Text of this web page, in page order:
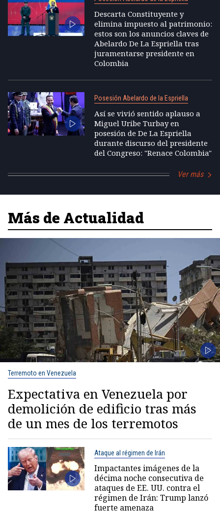
Descarta Constituyente y
elimina impuesto al patrimonio:
estos son los anuncios claves de
Abelardo De La Espriella tras
juramentarse presidente en
Colombia
Posesión Abelardo de la Espriella
Así se vivió sentido aplauso a
Miguel Uribe Turbay en
posesión de De La Espriella
durante discurso del presidente
del Congreso: "Renace Colombia"
Ver más
Más de Actualidad
Terremoto en Venezuela
Expectativa en Venezuela por
demolición de edificio tras más
de un mes de los terremotos
Ataque al régimen de Irán
Impactantes imágenes de la
décima noche consecutiva de
ataques de EE. UU. contra el
régimen de Irán: Trump lanzó
fuerte amenaza